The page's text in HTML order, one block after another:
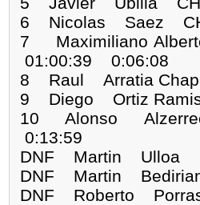
6 Nicolas Saez
7 Maximiliano
01:00:39 0:06:08
8 Raul Arratia
9 Diego Ortiz
10 Alonso
0:13:59
DNF Martin
DNF Martin
DNF Roberto